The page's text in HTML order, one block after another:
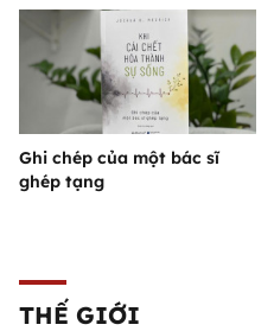
Ghi chép của một bác sĩ
ghép tạng
THẾ GIỚI